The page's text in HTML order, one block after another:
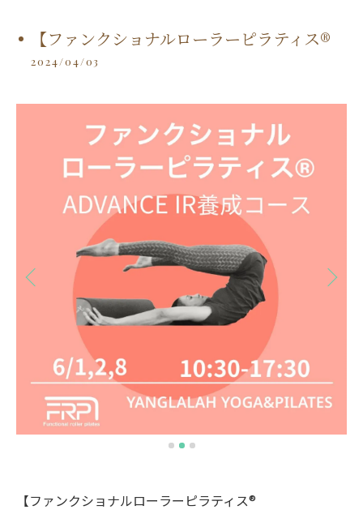
【ファンクショナルローラーピラティス®︎
2024/04/03
【ファンクショナルローラーピラティス®︎